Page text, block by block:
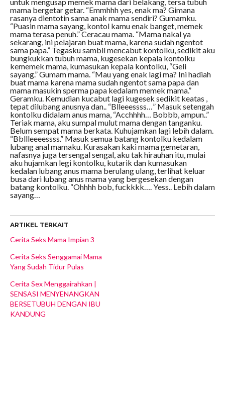
mama bergetar getar. “Emmhhh yes, enak ma? Gimana
rasanya dientotin sama anak mama sendiri? Gumamku.
“Puasin mama sayang, kontol kamu enak banget, memek
mama terasa penuh.” Ceracau mama. “Mama nakal ya
sekarang, ini pelajaran buat mama, karena sudah ngentot
sama papa.” Tegasku sambil mencabut kontolku, sedikit aku
bungkukkan tubuh mama, kugesekan kepala kontolku
kememek mama, kumasukan kepala kontolku, “Geli
sayang.” Gumam mama. “Mau yang enak lagi ma? Ini hadiah
buat mama karena mama sudah ngentot sama papa dan
mama masukin sperma papa kedalam memek mama.”
Geramku. Kemudian kucabut lagi kugesek sedikit keatas ,
tepat dilubang anusnya dan.. “Blleeessss…” Masuk setengah
kontolku didalam anus mama, “Acchhhh… Bobbb, ampun..”
Teriak mama, aku sumpal mulut mama dengan tanganku.
Belum sempat mama berkata. Kuhujamkan lagi lebih dalam.
“Bbllleeeessss.” Masuk semua batang kontolku kedalam
lubang anal mamaku. Kurasakan kaki mama gemetaran,
nafasnya juga tersengal sengal, aku tak hirauhan itu, mulai
aku hujamkan legi kontolku, kutarik dan kumasukan
kedalan lubang anus mama berulang ulang, terlihat keluar
busa dari lubang anus mama yang bergesekan dengan
batang kontolku. “Ohhhh bob, fuckkkk…. Yess.. Lebih dalam
sayang…
ARTIKEL TERKAIT
Cerita Seks Mama Impian 3
Cerita Seks Senggamai Mama
Yang Sudah Tidur Pulas
Cerita Sex Menggairahkan |
SENSASI MENYENANGKAN
BERSETUBUH DENGAN IBU
KANDUNG